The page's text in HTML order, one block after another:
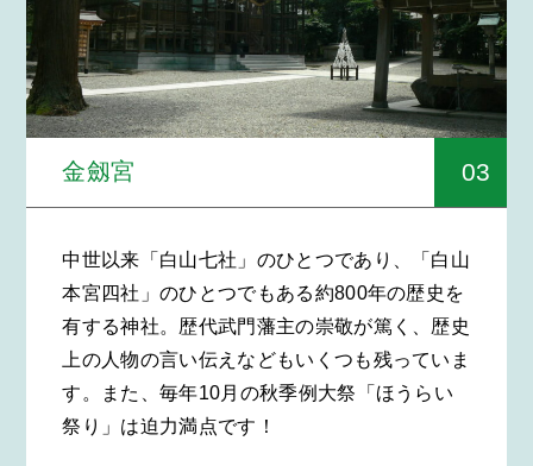
金劔宮 03
中世以来「白山七社」のひとつであり、「白山
本宮四社」のひとつでもある約800年の歴史を
有する神社。歴代武門藩主の崇敬が篤く、歴史
上の人物の言い伝えなどもいくつも残っていま
す。また、毎年10月の秋季例大祭「ほうらい
祭り」は迫力満点です！